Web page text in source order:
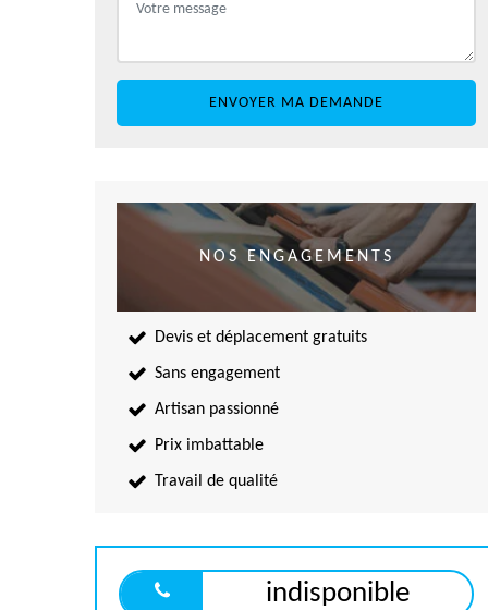
NOS ENGAGEMENTS
Devis et déplacement gratuits
Sans engagement
Artisan passionné
Prix imbattable
Travail de qualité
indisponible